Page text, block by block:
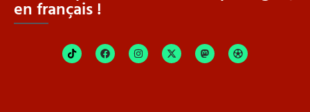
en français !